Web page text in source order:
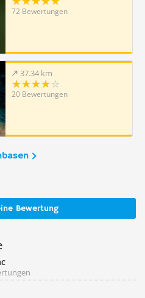
72 Bewertungen
37.34 km
20 Bewertungen
Bewertung